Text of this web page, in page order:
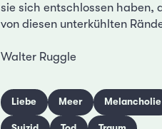
sie sich entschlossen haben,
von diesen unterkühlten
Walter Ruggle
Liebe Meer Melancholie